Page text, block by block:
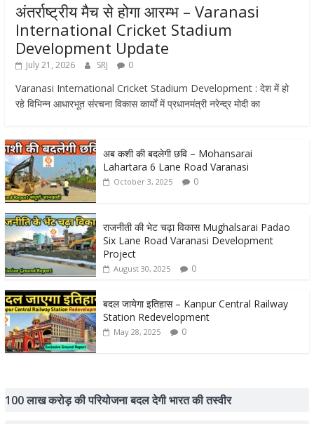
अंतर्राष्ट्रीय मैच से होगा आरम्भ – Varanasi
International Cricket Stadium
Development Update
July 21, 2026 SRJ 0
Varanasi International Cricket Stadium Development : देश में हो
रहे विभिन्न आधारभूत संरचना विकास कार्यों में प्रधानमंत्री नरेन्द्र मोदी का
अब कशी की बदलेगी छवि – Mohansarai
Lahartara 6 Lane Road Varanasi
October 3, 2025 0
राजनीती की भेट चढ़ा विकास Mughalsarai Padao
Six Lane Road Varanasi Development
Project
August 30, 2025 0
बदल जायेगा इतिहास – Kanpur Central Railway
Station Redevelopment
May 28, 2025 0
100 लाख करोड़ की परियोजना बदल देगी भारत की तस्वीर